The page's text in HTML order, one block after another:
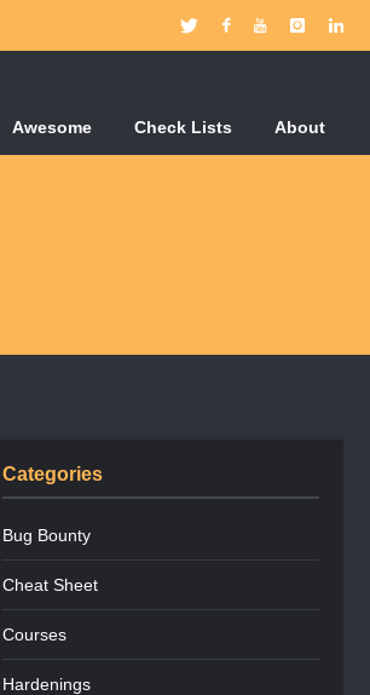
Awesome Check Lists About
Categories
Bug Bounty
Cheat Sheet
Courses
Hardenings